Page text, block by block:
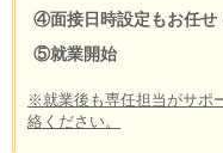
④面接日時設定もお任せ
⑤就業開始
※就業後も専任担当がサポ
絡ください。